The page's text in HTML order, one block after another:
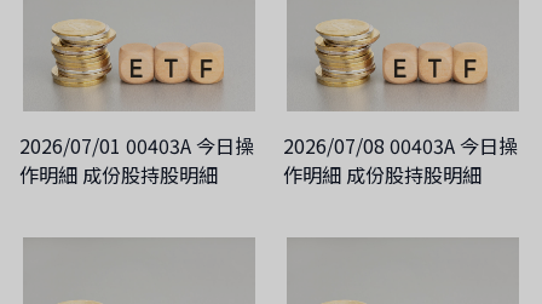
2026/07/01 00403A 今日操
作明細 成份股持股明細
2026/07/08 00403A 今日操
作明細 成份股持股明細